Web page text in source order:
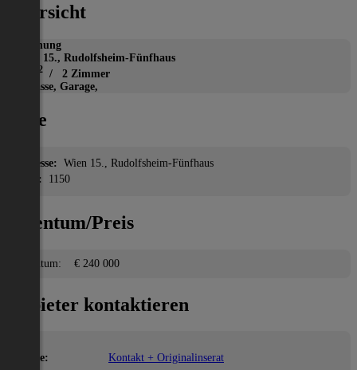
Übersicht
Wohnung
Wien 15., Rudolfsheim-Fünfhaus
2 / 2 Zimmer
Terrasse, Garage,
Lage
Adresse: Wien 15., Rudolfsheim-Fünfhaus
PLZ:
1150
Eigentum/Preis
Eigentum: € 240 000
Anbieter kontaktieren
Name: Kontakt + Originalinserat